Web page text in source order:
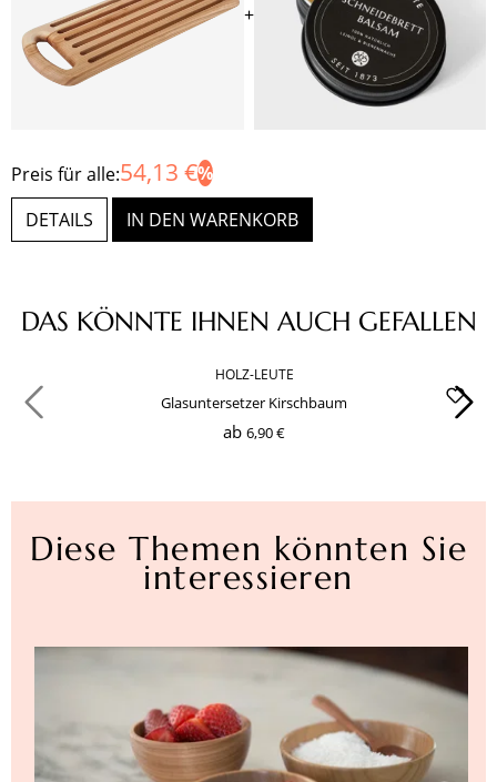
+
Preis für alle:54,13 €
DETAILS IN DEN WARENKORB
Produktgalerie überspringen
DAS KÖNNTE IHNEN AUCH GEFALLEN
HOLZ-LEUTE
Glasuntersetzer Kirschbaum
ab 6,90 €
Diese Themen könnten Sie
interessieren